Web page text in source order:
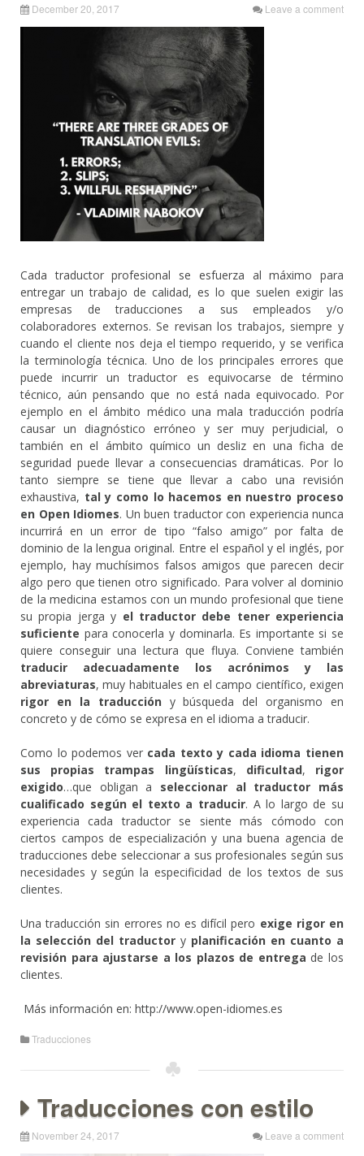
December 20, 2017 Leave a comment
Cada traductor profesional se esfuerza al máximo para
entregar un trabajo de calidad, es lo que suelen exigir las
empresas de traducciones a sus empleados y/o
colaboradores externos. Se revisan los trabajos, siempre y
cuando el cliente nos deja el tiempo requerido, y se verifica
la terminología técnica. Uno de los principales errores que
puede incurrir un traductor es equivocarse de término
técnico, aún pensando que no está nada equivocado. Por
ejemplo en el ámbito médico una mala traducción podría
causar un diagnóstico erróneo y ser muy perjudicial, o
también en el ámbito químico un desliz en una ficha de
seguridad puede llevar a consecuencias dramáticas. Por lo
tanto siempre se tiene que llevar a cabo una revisión
exhaustiva, tal y como lo hacemos en nuestro proceso
en Open Idiomes. Un buen traductor con experiencia nunca
incurrirá en un error de tipo “falso amigo” por falta de
dominio de la lengua original. Entre el español y el inglés, por
ejemplo, hay muchísimos falsos amigos que parecen decir
algo pero que tienen otro significado. Para volver al dominio
de la medicina estamos con un mundo profesional que tiene
su propia jerga y el traductor debe tener experiencia
suficiente para conocerla y dominarla. Es importante si se
quiere conseguir una lectura que fluya. Conviene también
traducir adecuadamente los acrónimos y las
abreviaturas, muy habituales en el campo científico, exigen
rigor en la traduccióny búsqueda del organismo en
concreto y de cómo se expresa en el idioma a traducir.
Como lo podemos ver cada texto y cada idioma tienen
sus propias trampas lingüísticas, dificultad, rigor
exigido…que obligan a seleccionar al traductor más
cualificado según el texto a traducir. A lo largo de su
experiencia cada traductor se siente más cómodo con
ciertos campos de especialización y una buena agencia de
traducciones debe seleccionar a sus profesionales según sus
necesidades y según la especificidad de los textos de sus
clientes.
Una traducción sin errores no es difícil pero exige rigor en
la selección del traductor y planificación en cuanto a
revisión para ajustarse a los plazos de entrega de los
clientes.
Más información en: http://www.open-idiomes.es
Traducciones
Traducciones con estilo
November 24, 2017 Leave a comment